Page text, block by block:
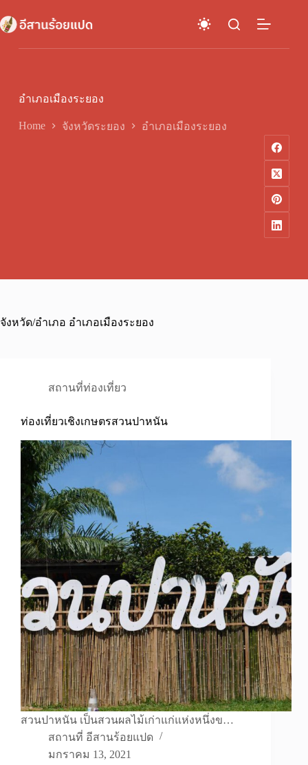
to
content
อำเภอเมืองระยอง
Home จังหวัดระยอง อำเภอเมืองระยอง
จังหวัด/อำเภอ อำเภอเมืองระยอง
สถานที่ท่องเที่ยว
ท่องเที่ยวเชิงเกษตรสวนปาหนัน
สวนปาหนัน เป็นสวนผลไม้เก่าแก่แห่งหนึ่งข…
สถานที่ อีสานร้อยแปด
มกราคม 13, 2021